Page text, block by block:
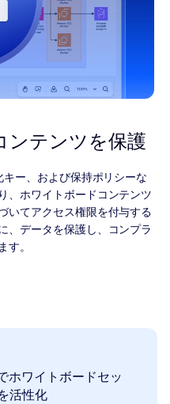
ンテンツを保護
ー、および保持ポリシーな
、ホワイトボードコンテンツ
いてアクセス権限を付与する
、データを保護し、コンプラ
。
ホワイトボードセッ
活性化